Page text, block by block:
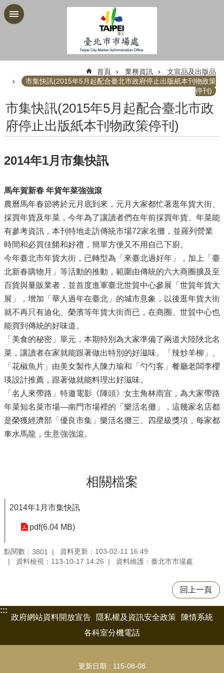
跳到主要內容區塊
首頁 業務資訊
文宣品及出版品
市集快訊(2015年5月起配合臺北市政府停止出版紙本刊物政策
停刊)
市集快訊(2015年5月起配合臺北市政
府停止出版紙本刊物政策停刊)
2014年1月市集快訊
馬年賀新春 年貨年菜強強滾
農曆馬年春節將於元月底到來，元月大家都忙著逛年貨大街、
採買年貨及年菜，今年為了讓讀者們在年前採買年貨、年菜能
有參考資訊，本刊特地走訪傳統市場72家名攤，並羅列營業
時間和必買佳餚和好禮，簡單方便又不用自己下廚。
今年臺北市年貨大街，已轉型為「來臺北過好年」，加上「臺
北新春購物月」等活動的推動，範圍由傳統的六大商圈擴及至
百貨與量販業者，並首度進軍臺北世貿中心參展「世貿年貨大
展」，增加「華人過年在臺北」的城市意象，以後逛年貨大街
就不再只有迪化、榮濱等年貨大街而已，在商圈、世貿中心也
能買到傳統的好味道。
「美食的秘密」單元，本期特別為大家準備了兩道大陸陜北名
菜，讓讀者在家就能跟著做出特別的好滋味。「辣炒羊柳」、
「花椒魚片」由美女製作人陳力瑜和「勺勺客」餐廳老闆李櫻
瑛設計推薦，跟著做就能料理出好滋味。
「名人來帶路」特邀電影《陣頭》女主角林雨宣，為大家帶路
年菜知名菜市場―南門市場裡的「樂活名攤」，這幾家名店都
是榮獲經濟部「優良市集」樂活名攤三、四星級獎項，每家都
車水馬龍，生意強強滾。
相關檔案
2014年1月市集快訊
pdf(6.04 MB)
點閱數： 3801
資料更新：103-02-11 16:49
資料檢視：113-10-17 14:26
資料維護：臺北市市場處
回上一頁
:::
政府網站資料開放宣告
隱私權及資訊安全政策
陳情系統
各科室分機電話
更新日期 115-08-08